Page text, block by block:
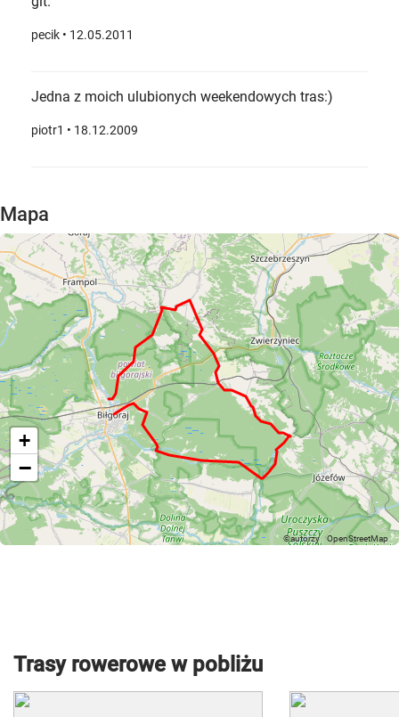
pecik • 12.05.2011
Jedna z moich ulubionych weekendowych tras:)
piotr1 • 18.12.2009
Mapa
+
−
Trasy rowerowe w pobliżu